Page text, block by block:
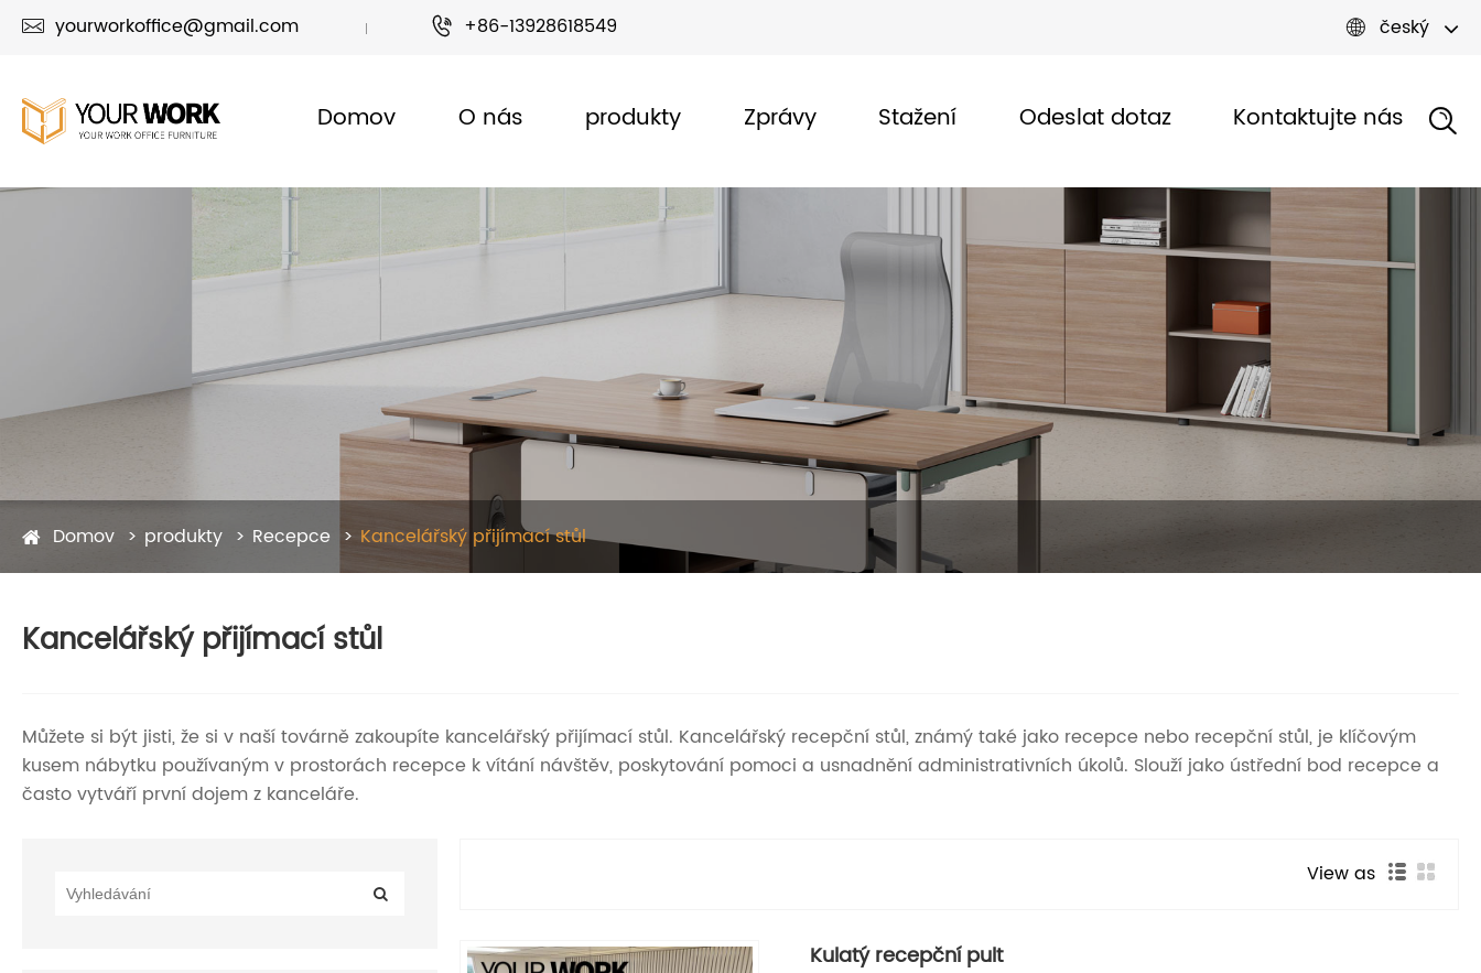
 yourworkoffice@gmail.com  +86-13928618549  český
Domov O nás produkty Zprávy Stažení Odeslat dotaz Kontaktujte nás
Domov produkty Recepce Kancelářský přijímací stůl
Kancelářský přijímací stůl
Můžete si být jisti, že si v naší továrně zakoupíte kancelářský přijímací stůl. Kancelářský recepční stůl, známý také jako recepce nebo recepční stůl, je klíčovým
kusem nábytku používaným v prostorách recepce k vítání návštěv, poskytování pomoci a usnadnění administrativních úkolů. Slouží jako ústřední bod recepce a
často vytváří první dojem z kanceláře.
View as
Kulatý recepční pult